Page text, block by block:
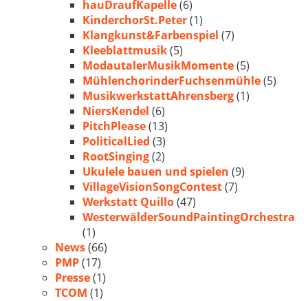
hauDraufKapelle(6)
KinderchorSt.Peter(1)
Klangkunst&Farbenspiel (7)
Kleeblattmusik(5)
ModautalerMusikMomente(5)
MühlenchorinderFuchsenmühle(5)
MusikwerkstattAhrensberg(1)
NiersKendel (6)
PitchPlease(13)
PoliticalLied (3)
RootSinging(2)
Ukulele bauen und spielen (9)
VillageVisionSongContest(7)
Werkstatt Quillo(47)
WesterwälderSoundPaintingOrchestra
(1)
News(66)
PMP(17)
Presse(1)
TCOM (1)